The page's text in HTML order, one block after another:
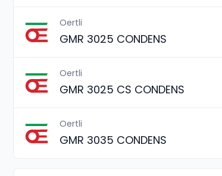
Oertli
GMR 3025 CONDENS
Oertli
GMR 3025 CS CONDENS
Oertli
GMR 3035 CONDENS